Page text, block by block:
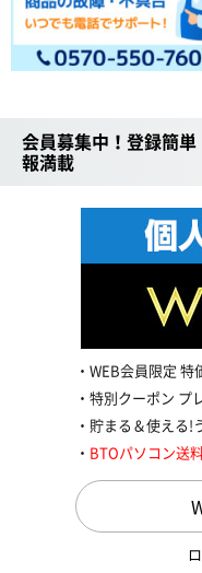
会員募集中！登録簡
報満載
WEB会員限定 特
特別クーポン プ
貯まる＆使える!
BTOパソコン送